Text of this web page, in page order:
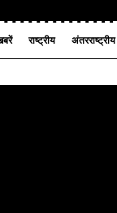
राष्ट्रीय अंतरराष्ट्रीय